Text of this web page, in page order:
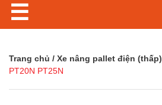
☰
Trang chủ / Xe nâng pallet điện (thấp)
PT20N PT25N